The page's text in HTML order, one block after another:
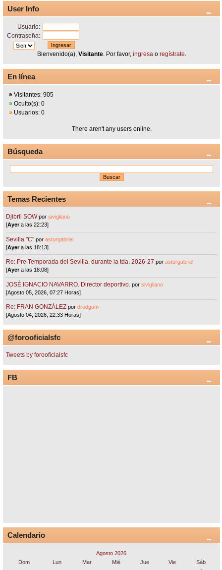
User Info
Usuario:
Contraseña:
Bienvenido(a), Visitante. Por favor, ingresao regístrate.
En línea
Visitantes: 905
Oculto(s): 0
Usuarios: 0
There aren't any users online.
Búsqueda
Temas Recientes
Djibril SOW porsivigliano
[Ayera las 22:23]
Sevilla "C"porasturgabriel
[Ayera las 18:13]
Re: Pre Temporada del Sevilla, durante la tda. 2026-27 porasturgabriel
[Ayera las 18:08]
JOSÉ IGNACIO NAVARRO. Director deportivo. porsivigliano
[Agosto 05, 2026, 07:27 Horas]
Re: FRAN GONZÁLEZ pordrodgom
[Agosto 04, 2026, 22:33 Horas]
@forooficialsfc
Tweets by forooficialsfc
FB
Calendario
Agosto 2026
Dom
Lun Mar Mié Jue Vie
Sáb